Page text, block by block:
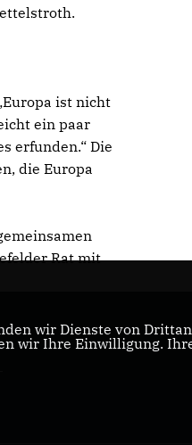
ist nicht
ein paar
erfunden.“ Die
die Europa
Rat mit
wir Dienste von
wir Ihre Einwilligung.